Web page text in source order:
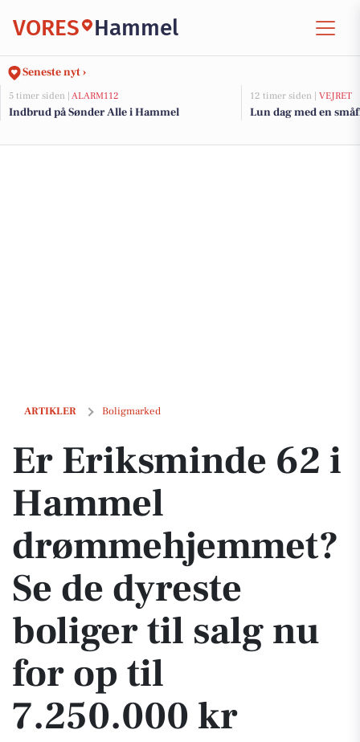
VORES Hammel
Seneste nyt ›
5 timer siden | ALARM112
Indbrud på Sønder Alle i Hammel
12 timer siden | VEJRET
Lun dag med en
ARTIKLER Boligmarked
Er Eriksminde 62 i Hammel drømmehjemmet? Se de dyreste
Er Eriksminde 62 i
Hammel
drømmehjemmet?
Se de dyreste
boliger til salg nu
for op til
7.250.000 kr